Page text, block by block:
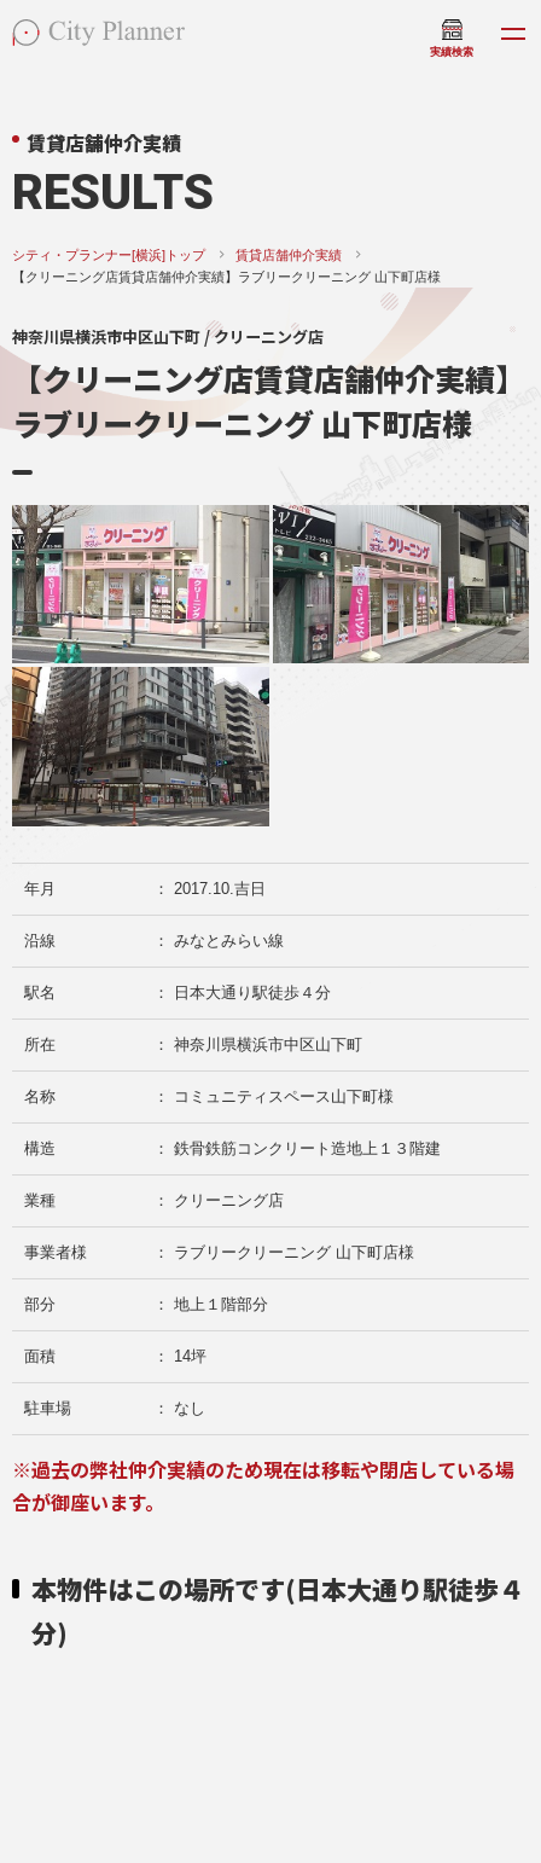
実績検索
賃貸店舗仲介実績
RESULTS
シティ・プランナー[横浜]トップ
賃貸店舗仲介実績
【クリーニング店賃貸店舗仲介実績】ラブリークリーニング 山下町店様
神奈川県横浜市中区山下町 / クリーニング店
【クリーニング店賃貸店舗仲介実績】
ラブリークリーニング 山下町店様
年月 ： 2017.10.吉日
沿線 ： みなとみらい線
駅名 ： 日本大通り駅徒歩４分
所在 ： 神奈川県横浜市中区山下町
名称 ： コミュニティスペース山下町様
構造 ： 鉄骨鉄筋コンクリート造地上１３階建
業種 ： クリーニング店
事業者様 ： ラブリークリーニング 山下町店様
部分 ： 地上１階部分
面積 ： 14坪
駐車場 ： なし
※過去の弊社仲介実績のため現在は移転や閉店している場
合が御座います。
本物件はこの場所です(日本大通り駅徒歩４
分)